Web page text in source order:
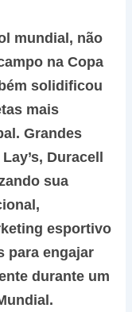
mundial, não
na Copa
solidificou
mais
Grandes
Duracell
sua
esportivo
para engajar
durante um